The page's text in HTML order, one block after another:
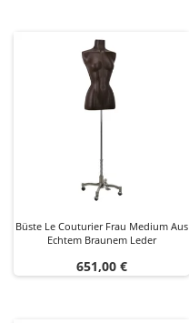
Büste Le Couturier Frau Medium Aus
Echtem Braunem Leder
Preis
651,00 €